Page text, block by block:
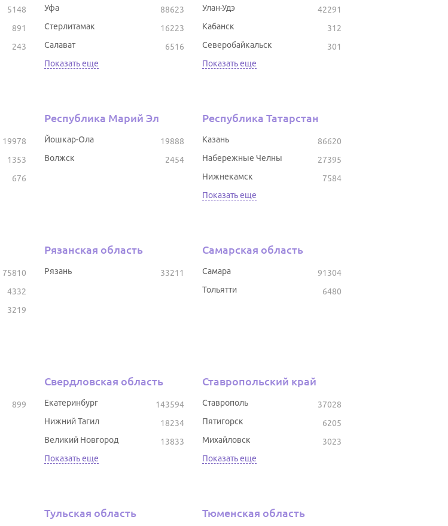
5148
891
243
88623
Уфа
16223
Стерлитамак
6516
Салават
Показать еще
42291
Улан-Удэ
312
Кабанск
301
Северобайкальск
Показать еще
19978
1353
676
Республика Марий Эл
19888
Йошкар-Ола
2454
Волжск
Республика Татарстан
86620
Казань
27395
Набережные Челны
7584
Нижнекамск
Показать еще
75810
4332
3219
Рязанская область
33211
Рязань
Самарская область
91304
Самара
6480
Тольятти
899
Свердловская область
143594
Екатеринбург
18234
Нижний Тагил
13833
Великий Новгород
Показать еще
Ставропольский край
37028
Ставрополь
6205
Пятигорск
3023
Михайловск
Показать еще
Тульская область Тюменская область